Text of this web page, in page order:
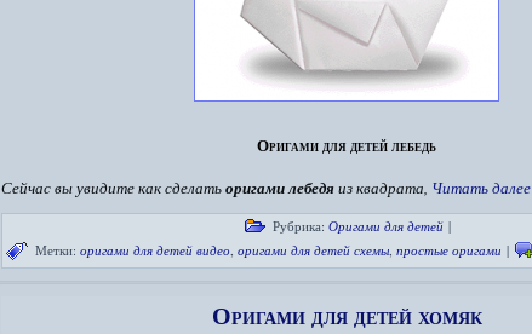
Оригами для детей лебедь
Сейчас вы увидите как сделатьоригами лебедяиз квадрата, Читать далее
Рубрика: Оригами для детей |
Метки: оригами для детей видео, оригами для детей схемы, простые оригами |
Оригами для детей хомяк